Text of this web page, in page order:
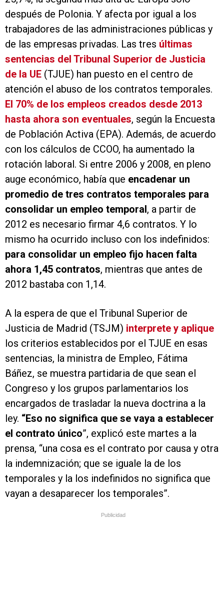
después de Polonia. Y afecta por igual a los
trabajadores de las administraciones públicas y
de las empresas privadas. Las tres últimas
sentencias del Tribunal Superior de Justicia
de la UE (TJUE) han puesto en el centro de
atención el abuso de los contratos temporales.
El 70% de los empleos creados desde 2013
hasta ahora son eventuales, según la Encuesta
de Población Activa (EPA). Además, de acuerdo
con los cálculos de CCOO, ha aumentado la
rotación laboral. Si entre 2006 y 2008, en pleno
auge económico, había que encadenar un
promedio de tres contratos temporales para
consolidar un empleo temporal, a partir de
2012 es necesario firmar 4,6 contratos. Y lo
mismo ha ocurrido incluso con los indefinidos:
para consolidar un empleo fijo hacen falta
ahora 1,45 contratos, mientras que antes de
2012 bastaba con 1,14.
A la espera de que el Tribunal Superior de
Justicia de Madrid (TSJM) interprete y aplique
los criterios establecidos por el TJUE en esas
sentencias, la ministra de Empleo, Fátima
Báñez, se muestra partidaria de que sean el
Congreso y los grupos parlamentarios los
encargados de trasladar la nueva doctrina a la
ley. “Eso no significa que se vaya a establecer
el contrato único”, explicó este martes a la
prensa, “una cosa es el contrato por causa y otra
la indemnización; que se iguale la de los
temporales y la los indefinidos no significa que
vayan a desaparecer los temporales”.
Publicidad